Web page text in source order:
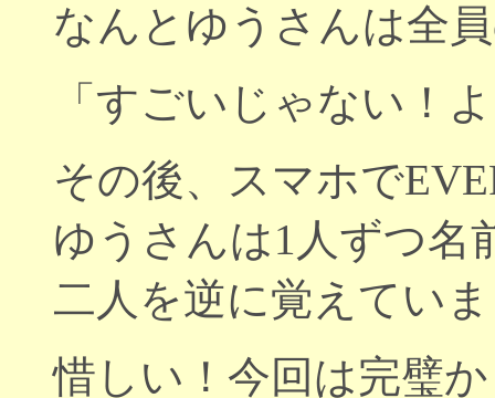
なんとゆうさんは全
「すごいじゃない！
その後、スマホで
ゆうさんは1人ずつ名
二人を逆に覚えてい
惜しい！今回は完璧